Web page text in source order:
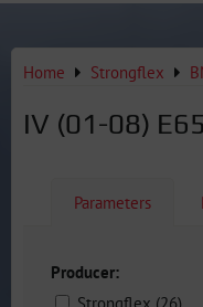
Home Strongflex
IV (01-08)
Parameters
Producer:
Strongflex (26)